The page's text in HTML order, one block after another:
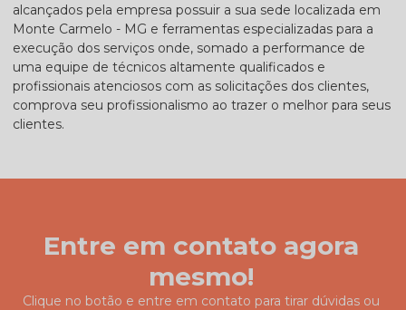
alcançados pela empresa possuir a sua sede localizada em
Monte Carmelo - MG e ferramentas especializadas para a
execução dos serviços onde, somado a performance de
uma equipe de técnicos altamente qualificados e
profissionais atenciosos com as solicitações dos clientes,
comprova seu profissionalismo ao trazer o melhor para seus
clientes.
Entre em contato agora
mesmo!
Clique no botão e entre em contato para tirar dúvidas ou